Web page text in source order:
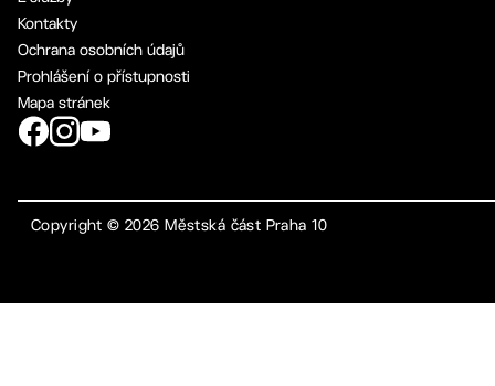
Kontakty
Ochrana osobních údajů
Prohlášení o přístupnosti
Mapa stránek
Copyright ©2026 Městská část Praha 10